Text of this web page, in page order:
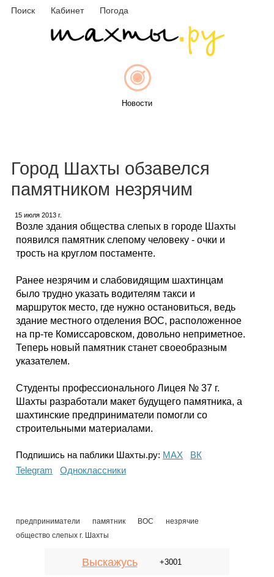
Поиск Кабинет Погода
Новости
Афиша
Каталог
Инфо
Карты
Город Шахты обзавелся
памятником незрячим
15 июля 2013 г.
Возле здания общества слепых в городе Шахты
появился памятник слепому человеку - очки и
трость на круглом постаменте.
Ранее незрячим и слабовидящим шахтинцам
было трудно указать водителям такси и
маршруток место, где нужно остановиться, ведь
здание местного отделения ВОС, расположенное
на пр-те Комиссаровском, довольно неприметное.
Теперь новый памятник станет своеобразным
указателем.
Студенты профессионального Лицея № 37 г.
Шахты разработали макет будущего памятника, а
шахтинские предприниматели помогли со
строительными материалами.
Подпишись на паблики Шахты.ру: МАХ
ВК
Telegram
Одноклассники
предприниматели памятник ВОС
незрячие
общество слепых г. Шахты
Выскажусь +3001